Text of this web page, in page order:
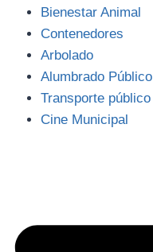
Bienestar Animal
Contenedores
Arbolado
Alumbrado Público
Transporte público
Cine Municipal